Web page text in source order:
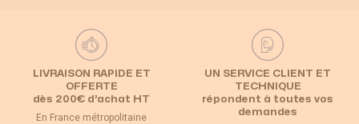
LIVRAISON RAPIDE ET
OFFERTE
dès 200€ d’achat HT
En France métropolitaine
UN SERVICE CLIENT ET
TECHNIQUE
répondent à toutes vos
demandes